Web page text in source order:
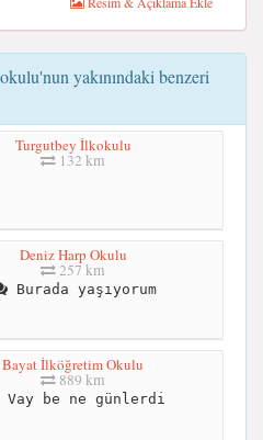
yakınındaki benzeri
Turgutbey İlkokulu
132 km
Deniz Harp Okulu
257 km
Burada yaşıyorum
Bayat İlköğretim Okulu
889 km
be ne günlerdi